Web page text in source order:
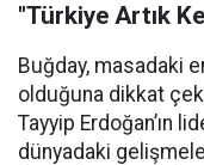
"Türkiye Artık
Buğday, masadaki
olduğuna dikkat
Tayyip Erdoğan’ın
dünyadaki